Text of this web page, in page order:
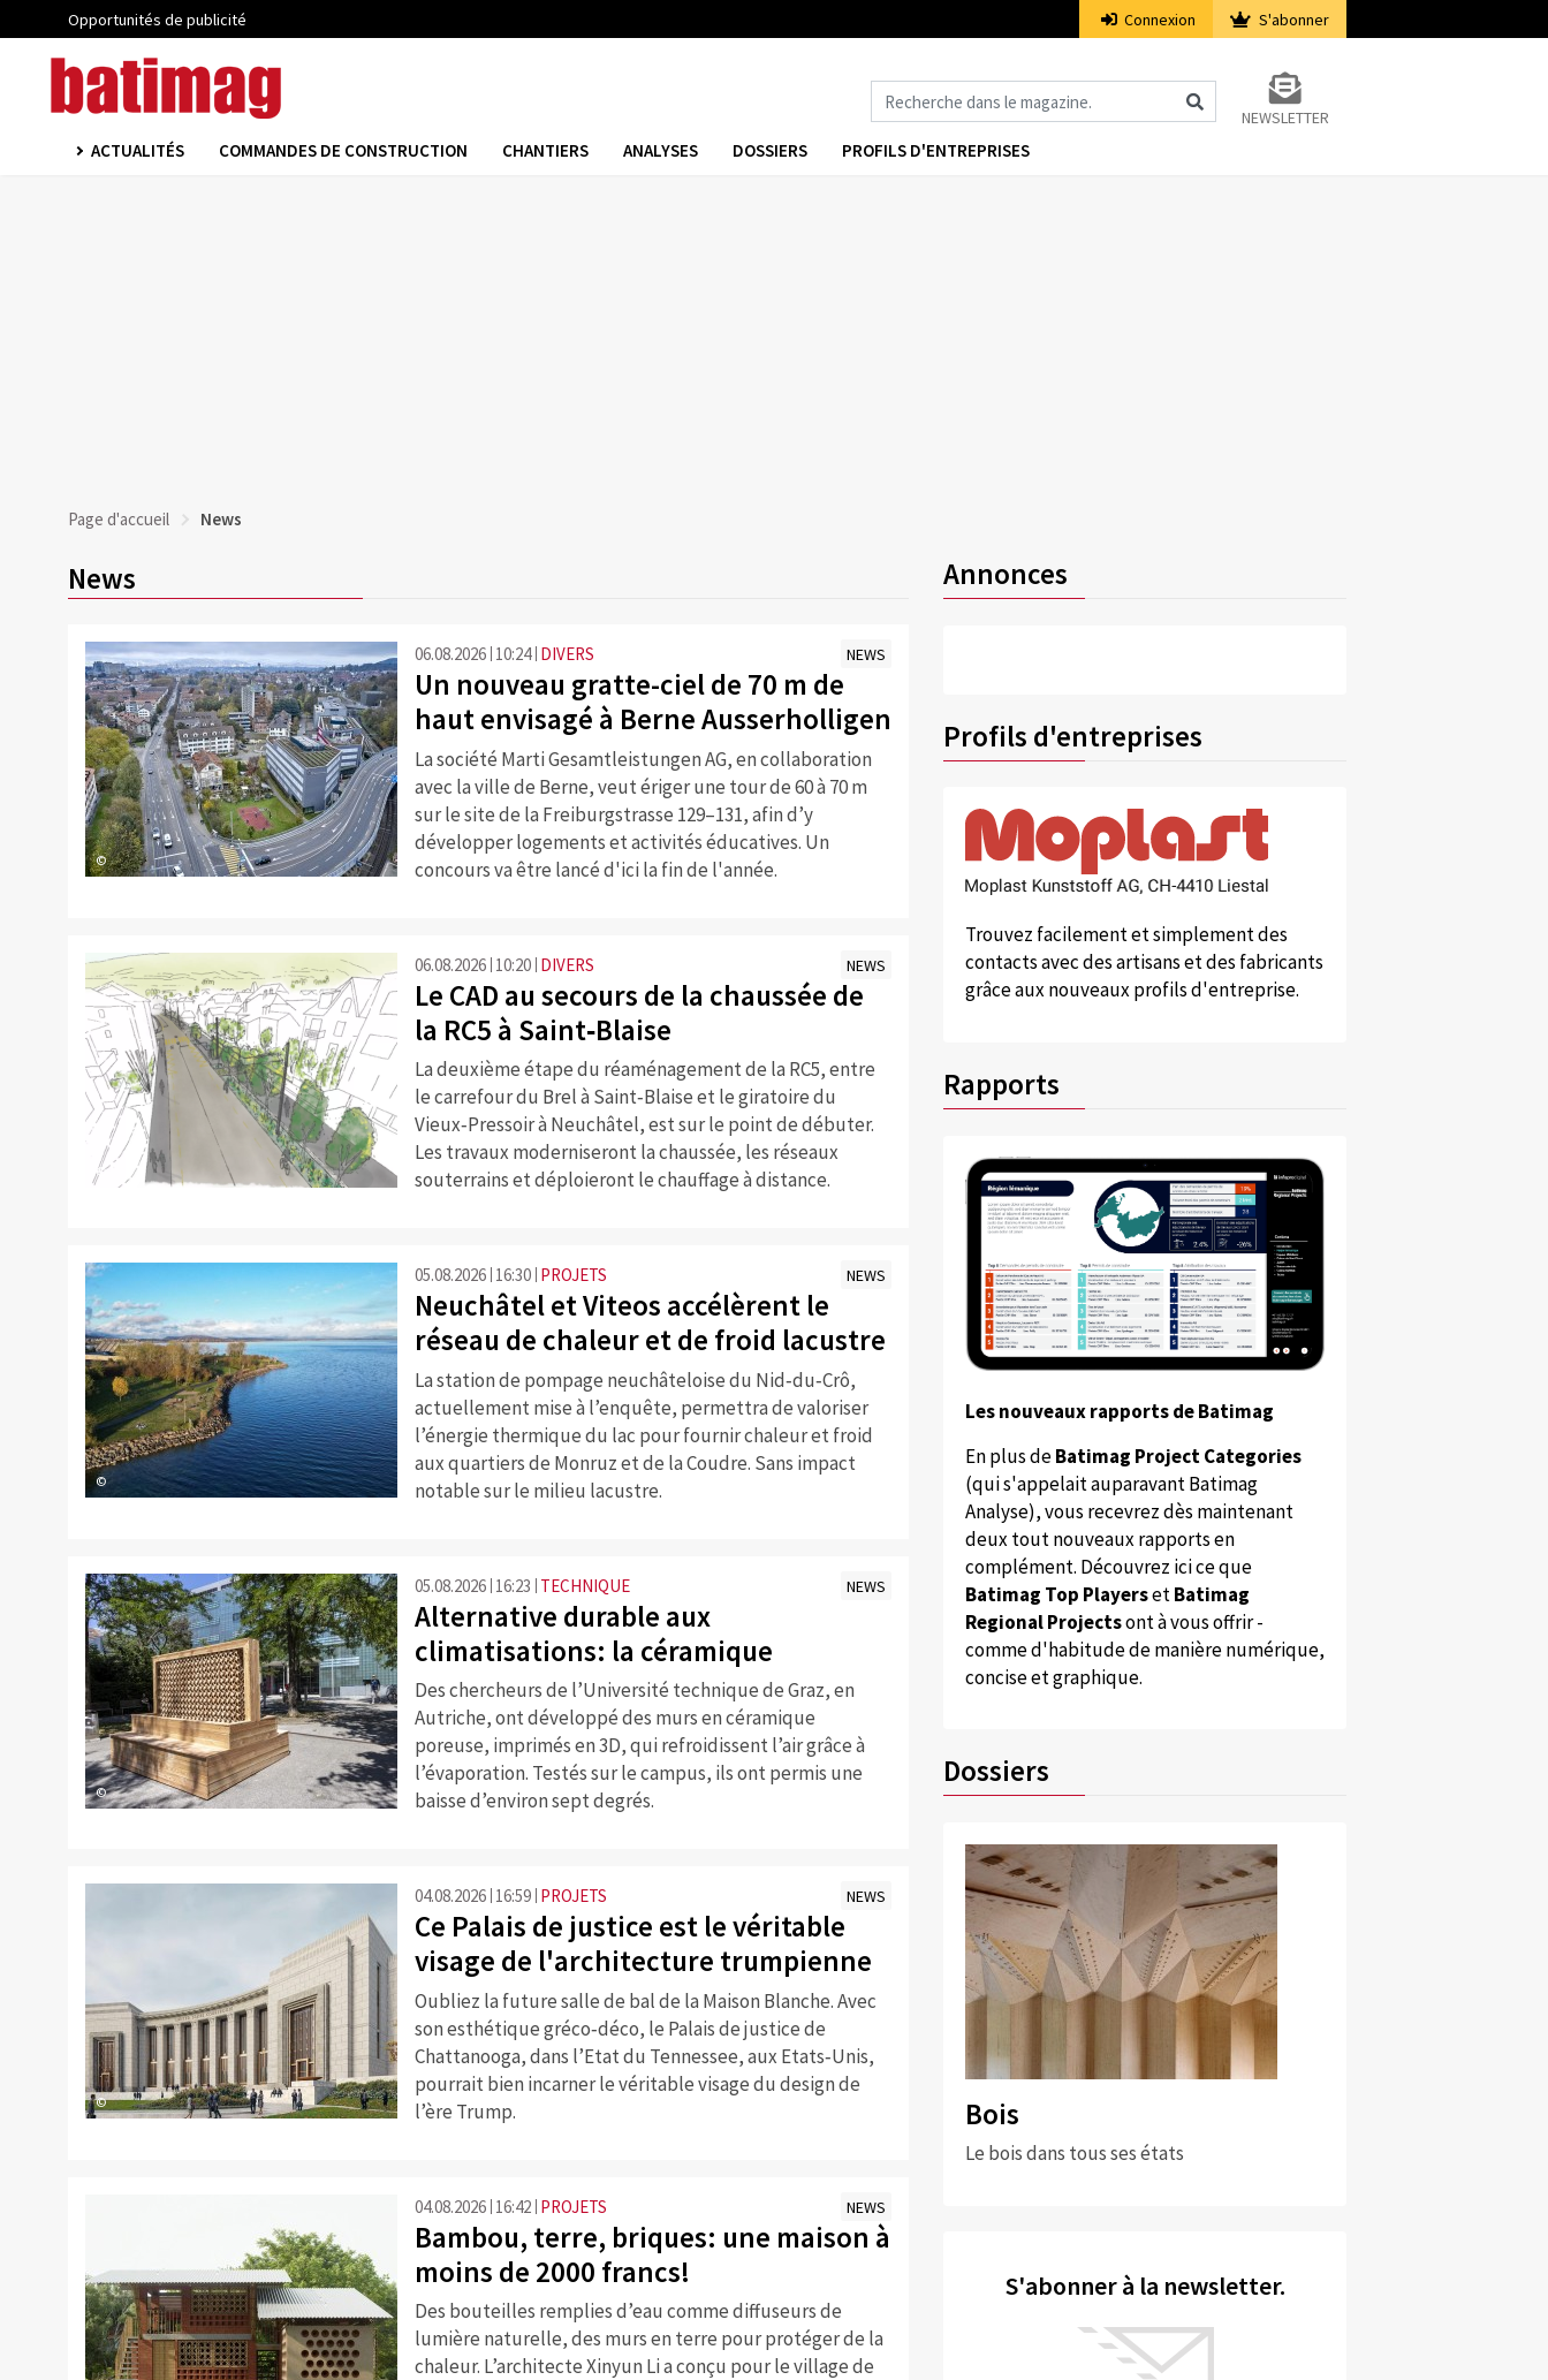
Opportunités de publicité Connexion S'abonner
NEWSLETTER
ACTUALITÉS COMMANDES DE CONSTRUCTION CHANTIERS ANALYSES DOSSIERS PROFILS D'ENTREPRISES
Page d'accueil News
News
©
06.08.2026 10:24 DIVERS NEWS
Un nouveau gratte-ciel de 70 m de
haut envisagé à Berne Ausserholligen
La société Marti Gesamtleistungen AG, en collaboration
avec la ville de Berne, veut ériger une tour de 60 à 70 m
sur le site de la Freiburgstrasse 129–131, afin d’y
développer logements et activités éducatives. Un
concours va être lancé d'ici la fin de l'année.
©
06.08.2026 10:20 DIVERS NEWS
Le CAD au secours de la chaussée de
la RC5 à Saint‑Blaise
La deuxième étape du réaménagement de la RC5, entre
le carrefour du Brel à Saint‑Blaise et le giratoire du
Vieux‑Pressoir à Neuchâtel, est sur le point de débuter.
Les travaux moderniseront la chaussée, les réseaux
souterrains et déploieront le chauffage à distance.
©
05.08.2026 16:30 PROJETS NEWS
Neuchâtel et Viteos accélèrent le
réseau de chaleur et de froid lacustre
La station de pompage neuchâteloise du Nid‑du‑Crô,
actuellement mise à l’enquête, permettra de valoriser
l’énergie thermique du lac pour fournir chaleur et froid
aux quartiers de Monruz et de la Coudre. Sans impact
notable sur le milieu lacustre.
©
05.08.2026 16:23 TECHNIQUE NEWS
Alternative durable aux
climatisations: la céramique
Des chercheurs de l’Université technique de Graz, en
Autriche, ont développé des murs en céramique
poreuse, imprimés en 3D, qui refroidissent l’air grâce à
l’évaporation. Testés sur le campus, ils ont permis une
baisse d’environ sept degrés.
©
04.08.2026 16:59 PROJETS NEWS
Ce Palais de justice est le véritable
visage de l'architecture trumpienne
Oubliez la future salle de bal de la Maison Blanche. Avec
son esthétique gréco‑déco, le Palais de justice de
Chattanooga, dans l’Etat du Tennessee, aux Etats‑Unis,
pourrait bien incarner le véritable visage du design de
l’ère Trump.
04.08.2026 16:42 PROJETS NEWS
Bambou, terre, briques: une maison à
moins de 2000 francs!
Des bouteilles remplies d’eau comme diffuseurs de
lumière naturelle, des murs en terre pour protéger de la
chaleur. L’architecte Xinyun Li a conçu pour le village de
Annonces
Profils d'entreprises
Trouvez facilement et simplement des
contacts avec des artisans et des fabricants
grâce aux nouveaux profils d'entreprise.
Rapports
Les nouveaux rapports de Batimag
En plus deBatimag Project Categories
(qui s'appelait auparavant Batimag
Analyse), vous recevrez dès maintenant
deux tout nouveaux rapports en
complément. Découvrez ici ce que
Batimag Top PlayersetBatimag
Regional Projectsont à vous offrir -
comme d'habitude de manière numérique,
concise et graphique.
Dossiers
Bois
Le bois dans tous ses états
S'abonner à la newsletter.